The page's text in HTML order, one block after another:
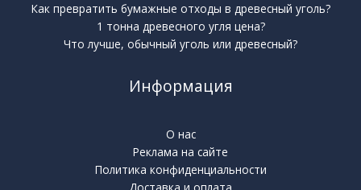
Как превратить бумажные отходы в древесный уголь?
1 тонна древесного угля цена?
Что лучше, обычный уголь или древесный?
Информация
О нас
Реклама на сайте
Политика конфиденциальности